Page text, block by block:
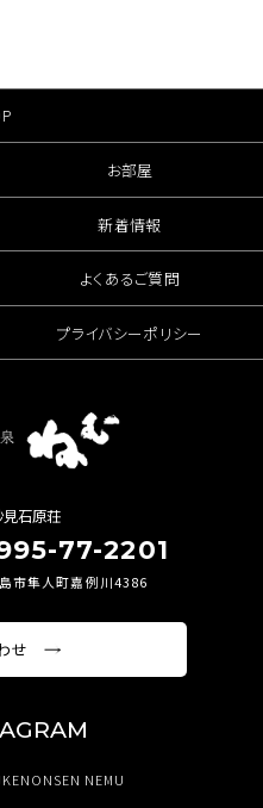
お部屋
新着情報
よくあるご質問
プライバシーポリシー
石原荘
77-2201
市隼人町嘉例川4386
せ
NEMU